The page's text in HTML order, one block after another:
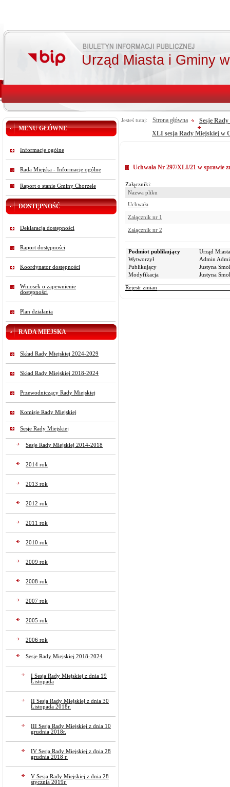
Urząd Miasta i Gminy
MENU GŁÓWNE
Informacje ogólne
Rada Miejska - Informacje ogólne
Raport o stanie Gminy Chorzele
DOSTĘPNOŚĆ
Deklaracja dostępności
Raport dostępności
Koordynator dostępności
Wniosek o zapewnienie
dostępności
Plan działania
RADA MIEJSKA
Skład Rady Miejskiej 2024-2029
Skład Rady Miejskiej 2018-2024
Przewodniczący Rady Miejskiej
Komisje Rady Miejskiej
Sesje Rady Miejskiej
Sesje Rady Miejskiej 2014-2018
2014 rok
2013 rok
2012 rok
2011 rok
2010 rok
2009 rok
2008 rok
2007 rok
2005 rok
2006 rok
Sesje Rady Miejskiej 2018-2024
I Sesja Rady Miejskiej z dnia 19
Listopada
II Sesja Rady Miejskiej z dnia 30
Listopada 2018r.
III Sesja Rady Miejskiej z dnia 10
grudnia 2018r.
IV Sesja Rady Miejskiej z dnia 28
grudnia 2018 r.
V Sesja Rady Miejskiej z dnia 28
stycznia 2019r.
Jesteś tutaj: Strona główna
Sesje
XLI sesja Rady Miejskiej w
Uchwała Nr 297/XLI/21 w sprawie
Załączniki:
Nazwa pliku
Uchwała
Załącznik nr 1
Załącznik nr 2
Podmiot publikujący
Urząd
Wytworzył
Admin
Publikujący
Justyna
Modyfikacja
Justyna
Rejestr zmian